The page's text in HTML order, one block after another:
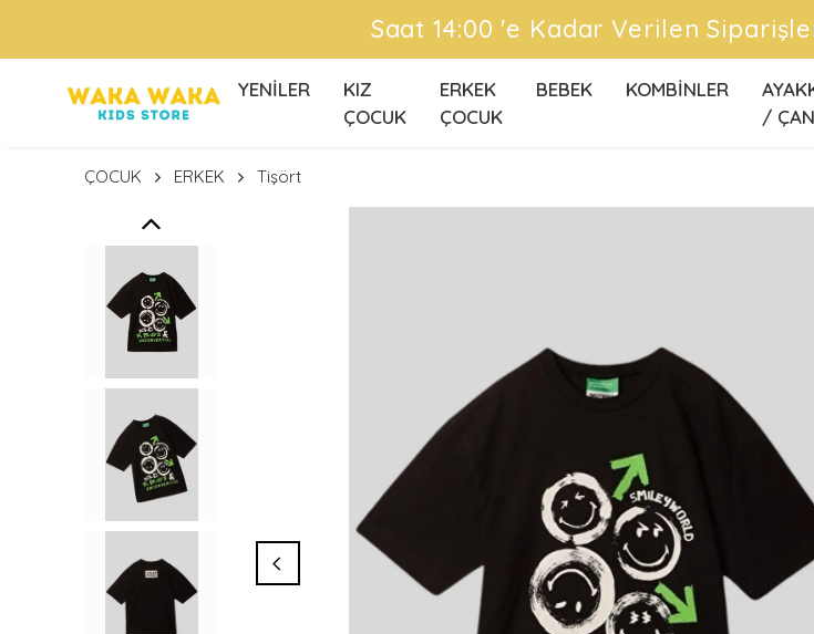
ÜCRETSİZ KARGO
YENİLER
KIZ
ÇOCUK
ERKEK
ÇOCUK
BEBEK KOMBİNLER
/
ÇOCUK ERKEK Tişört